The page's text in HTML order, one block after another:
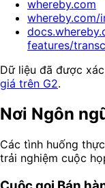
whereby.com
features/
Dữ liệu đã được
giá trên G2.
Nơi Ngôn
Các tình huống
trải nghiệm cuộc